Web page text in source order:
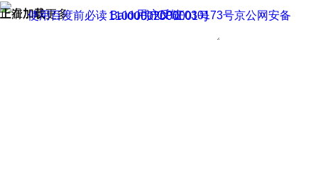
正在加载
上滑加载更多 用户反馈
使用百度前必读 Baidu 京ICP证030173号
京公网安备11000002000001号